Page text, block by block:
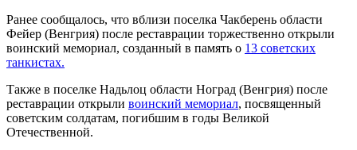
Ранее сообщалось, что вблизи поселка Чакберень области
Фейер (Венгрия) после реставрации торжественно открыли
воинский мемориал, созданный в память о 13 советских
танкистах.
Также в поселке Надьлоц области Ноград (Венгрия) после
реставрации открыли воинский мемориал, посвященный
советским солдатам, погибшим в годы Великой
Отечественной.